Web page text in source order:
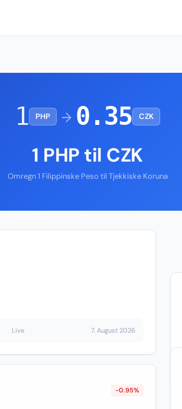
1 PHP → 0.35 CZK
1 PHP til CZK
Omregn 1 Filippinske Peso til Tjekkiske Koruna
Live 7. August 2026
-0.95%